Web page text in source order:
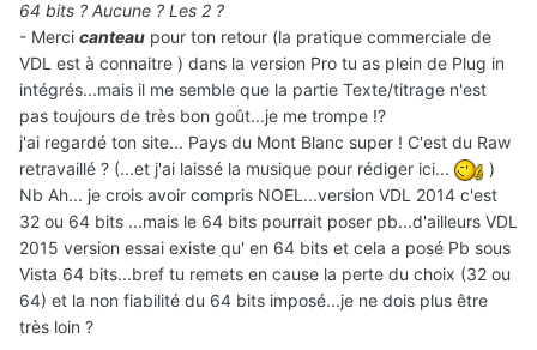
64 bits ? Aucune ? Les 2 ?
- Merci canteau pour ton retour (la pratique commerciale de
VDL est à connaitre ) dans la version Pro tu as plein de Plug in
intégrés...mais il me semble que la partie Texte/titrage n'est
pas toujours de très bon goût...je me trompe !?
j'ai regardé ton site... Pays du Mont Blanc super ! C'est du Raw
retravaillé ? (...et j'ai laissé la musique pour rédiger ici...
)
Nb Ah... je crois avoir compris NOEL...version VDL 2014 c'est
32 ou 64 bits ...mais le 64 bits pourrait poser pb...d'ailleurs VDL
2015 version essai existe qu' en 64 bits et cela a posé Pb sous
Vista 64 bits...bref tu remets en cause la perte du choix (32 ou
64) et la non fiabilité du 64 bits imposé...je ne dois plus être
très loin ?